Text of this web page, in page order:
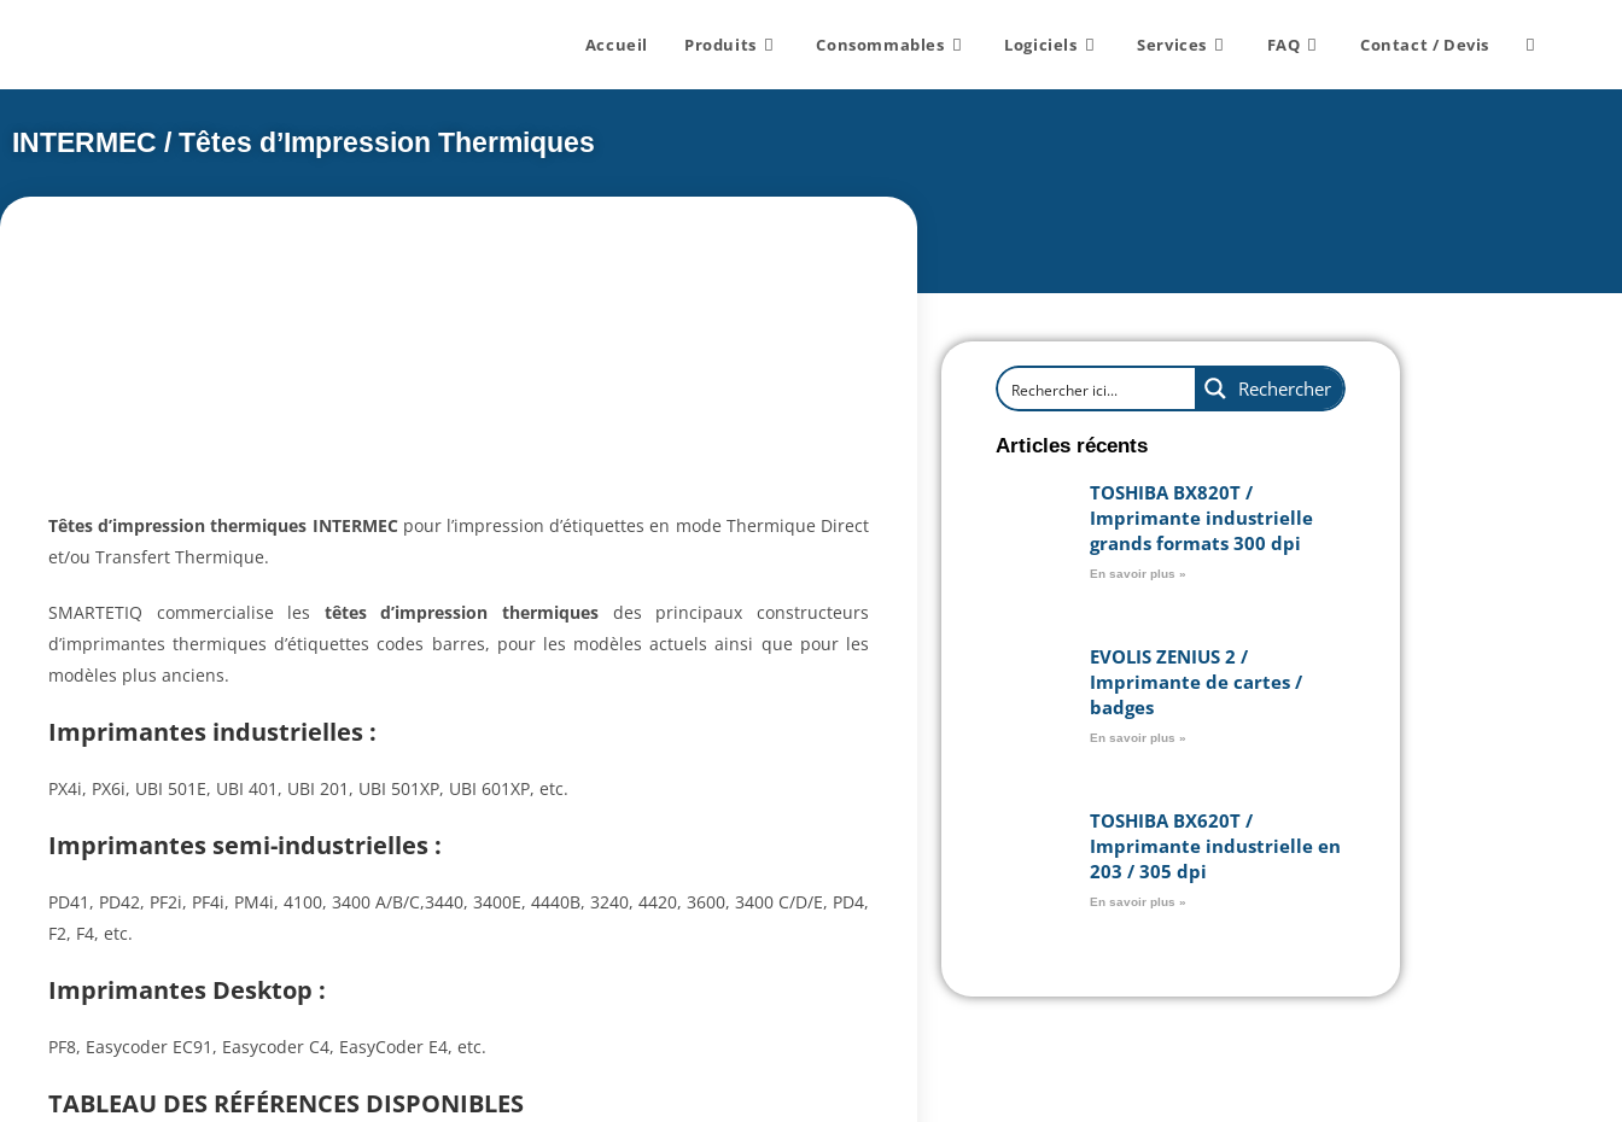
Accueil Produits Consommables Logiciels Services FAQ Contact / Devis
INTERMEC / Têtes d’Impression Thermiques
Têtes d’impression thermiques INTERMECpour l’impression d’étiquettes en mode Thermique Direct
et/ou Transfert Thermique.
SMARTETIQ commercialise les têtes d’impression thermiques des principaux constructeurs
d’imprimantes thermiques d’étiquettes codes barres, pour les modèles actuels ainsi que pour les
modèles plus anciens.
Imprimantes industrielles :
PX4i, PX6i, UBI 501E, UBI 401, UBI 201, UBI 501XP, UBI 601XP, etc.
Imprimantes semi-industrielles :
PD41, PD42, PF2i, PF4i, PM4i, 4100, 3400 A/B/C,3440, 3400E, 4440B, 3240, 4420, 3600, 3400 C/D/E, PD4,
F2, F4, etc.
Imprimantes Desktop :
PF8, Easycoder EC91, Easycoder C4, EasyCoder E4, etc.
TABLEAU DES RÉFÉRENCES DISPONIBLES
Rechercher
Articles récents
TOSHIBA BX820T /
Imprimante industrielle
grands formats 300 dpi
En savoir plus »
EVOLIS ZENIUS 2 /
Imprimante de cartes /
badges
En savoir plus »
TOSHIBA BX620T /
Imprimante industrielle en
203 / 305 dpi
En savoir plus »